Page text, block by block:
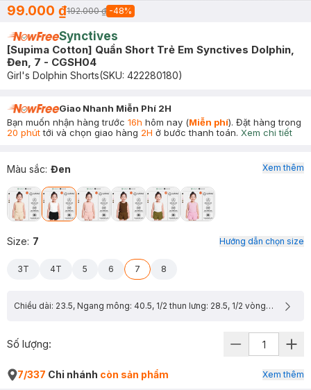
99.000 ₫192.000 ₫ -48%
Synctives
[Supima Cotton] Quần Short Trẻ Em Synctives Dolphin,
Đen, 7 - CGSH04
Girl's Dolphin Shorts(SKU: 422280180)
Giao Nhanh Miễn Phí 2H
Bạn muốn nhận hàng trước 16h hôm nay (Miễn phí). Đặt hàng trong
20 phúttới và chọn giao hàng 2H ở bước thanh toán. Xem chi tiết
Màu sắc: Đen
Size: 7 Hướng dẫn chọn size
3T 4T 5 6 7 8
Chiều dài: 23.5, Ngang mông: 40.5, 1/2 thun lưng: 28.5, 1/2 vòng lai: 25.75
Xem thêm
Số lượng:
7/337 Chi nhánh còn sản phẩm Xem thêm